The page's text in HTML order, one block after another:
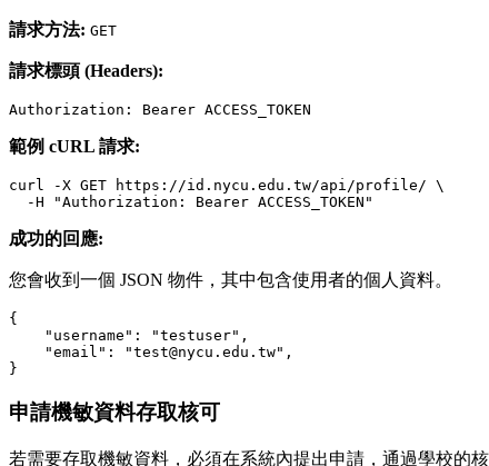
請求方法: GET
請求標頭 (Headers):
範例 cURL 請求:
curl -X GET https://id.nycu.edu.tw/api/profile/ \
成功的回應:
您會收到一個 JSON 物件，其中包含使用者的個人資料。
{
    "username": "testuser",
    "email": "test@nycu.edu.tw",
申請機敏資料存取核可
若需要存取機敏資料，必須在系統內提出申請，通過學校的核